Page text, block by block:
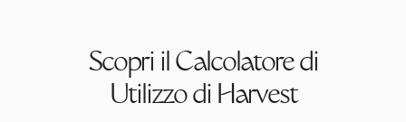
Scopri il Calcolatore di
Utilizzo di Harvest